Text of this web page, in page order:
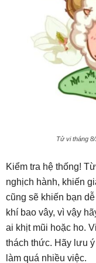
Tử vi tháng
Kiểm tra hệ thống!
nghịch hành, khiến
cũng sẽ khiến bạn
khí bao vây, vì vậy
ai khịt mũi hoặc ho.
thách thức. Hãy lưu
làm quá nhiều việc.